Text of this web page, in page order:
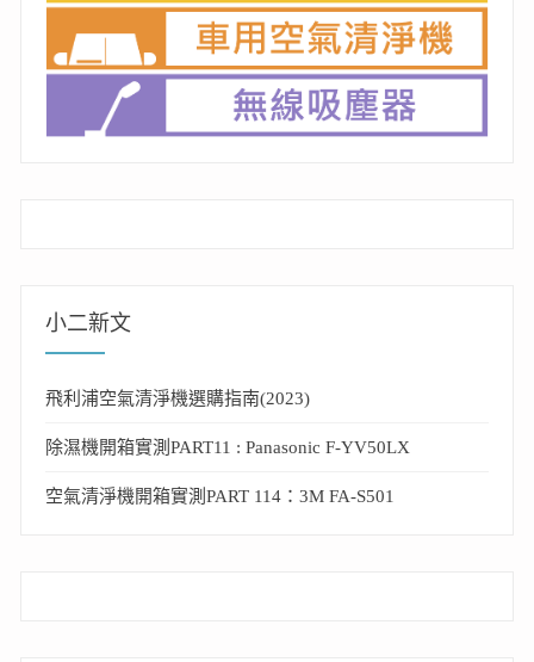
小二新文
飛利浦空氣清淨機選購指南(2023)
除濕機開箱實測PART11 : Panasonic F-YV50LX
空氣清淨機開箱實測PART 114：3M FA-S501